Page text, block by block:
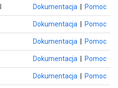
Dokumentacja Pomoc
Dokumentacja Pomoc
Dokumentacja Pomoc
Dokumentacja Pomoc
Dokumentacja Pomoc